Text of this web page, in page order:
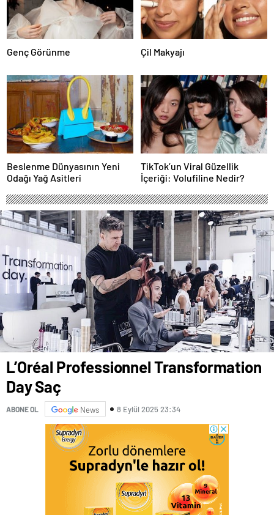
Genç Görünme Çil Makyajı
Beslenme Dünyasının Yeni
Odağı Yağ Asitleri
TikTok’un Viral Güzellik
İçeriği: Volufiline Nedir?
L’Oréal Professionnel Transformation
Day Saç
ABONE OL News 8 Eylül 2025 23:34